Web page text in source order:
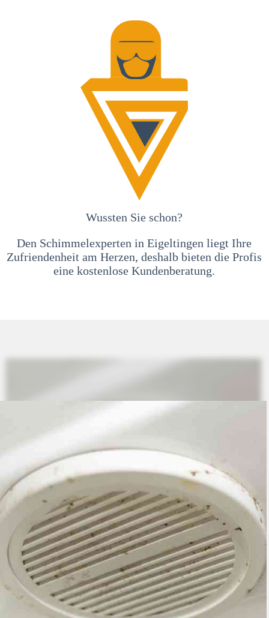
Wussten Sie schon?
Den Schimmelexperten in Eigeltingen liegt Ihre
Zufriendenheit am Herzen, deshalb bieten die Profis
eine kostenlose Kundenberatung.